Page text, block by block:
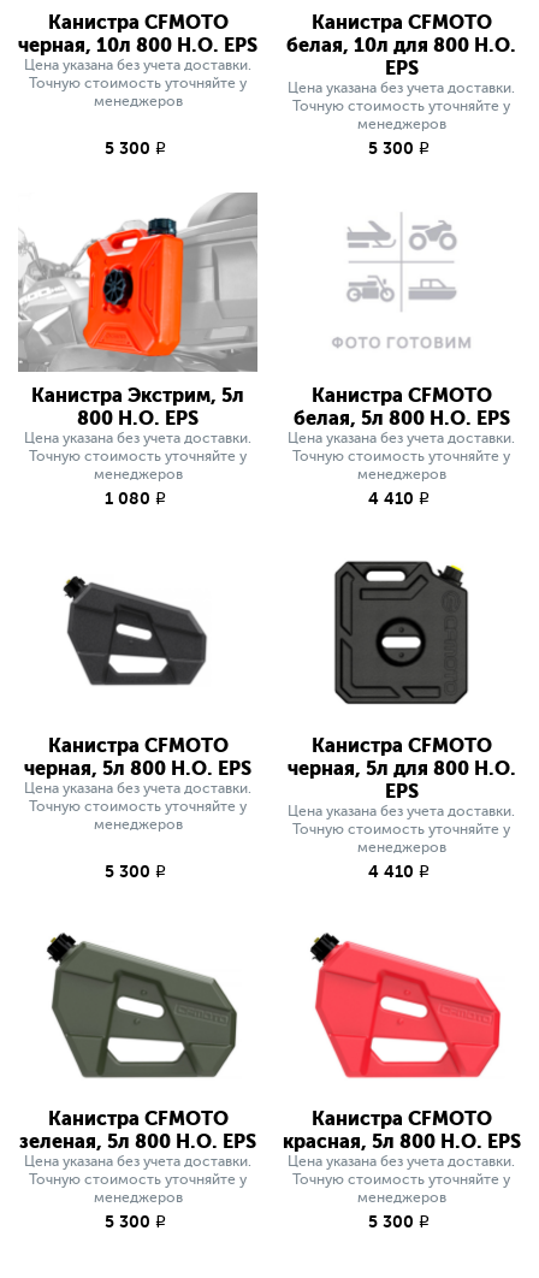
Канистра CFMOTO
черная, 10л 800 H.O. EPS
Цена указана без учета доставки.
Точную стоимость уточняйте у
менеджеров
5 300 q
Канистра CFMOTO
белая, 10л для 800 H.O.
EPS
Цена указана без учета доставки.
Точную стоимость уточняйте у
менеджеров
5 300 q
Канистра Экстрим, 5л
800 H.O. EPS
Цена указана без учета доставки.
Точную стоимость уточняйте у
менеджеров
1 080 q
Канистра CFMOTO
белая, 5л 800 H.O. EPS
Цена указана без учета доставки.
Точную стоимость уточняйте у
менеджеров
4 410 q
Канистра CFMOTO
черная, 5л 800 H.O. EPS
Цена указана без учета доставки.
Точную стоимость уточняйте у
менеджеров
5 300 q
Канистра CFMOTO
черная, 5л для 800 H.O.
EPS
Цена указана без учета доставки.
Точную стоимость уточняйте у
менеджеров
4 410 q
Канистра CFMOTO
зеленая, 5л 800 H.O. EPS
Цена указана без учета доставки.
Точную стоимость уточняйте у
менеджеров
5 300 q
Канистра CFMOTO
красная, 5л 800 H.O. EPS
Цена указана без учета доставки.
Точную стоимость уточняйте у
менеджеров
5 300 q